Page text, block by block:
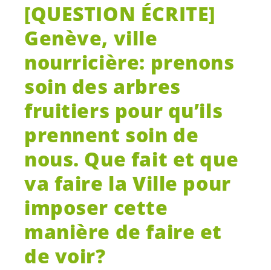
[QUESTION ÉCRITE]
Genève, ville
nourricière: prenons
soin des arbres
fruitiers pour qu’ils
prennent soin de
nous. Que fait et que
va faire la Ville pour
imposer cette
manière de faire et
de voir?